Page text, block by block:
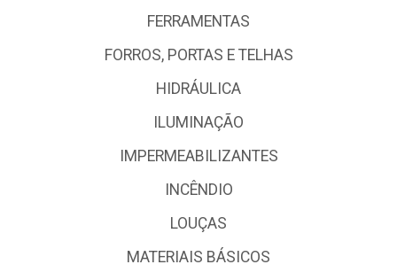
FERRAMENTAS
FORROS, PORTAS E TELHAS
HIDRÁULICA
ILUMINAÇÃO
IMPERMEABILIZANTES
INCÊNDIO
LOUÇAS
MATERIAIS BÁSICOS